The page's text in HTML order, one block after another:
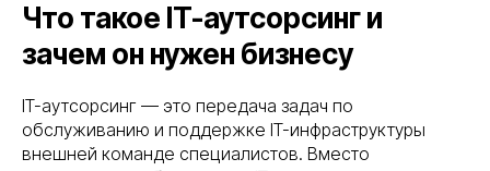
Что такое IT-аутсорсинг и
зачем он нужен бизнесу
IT-аутсорсинг — это передача задач по
обслуживанию и поддержке IT-инфраструктуры
внешней команде специалистов. Вместо